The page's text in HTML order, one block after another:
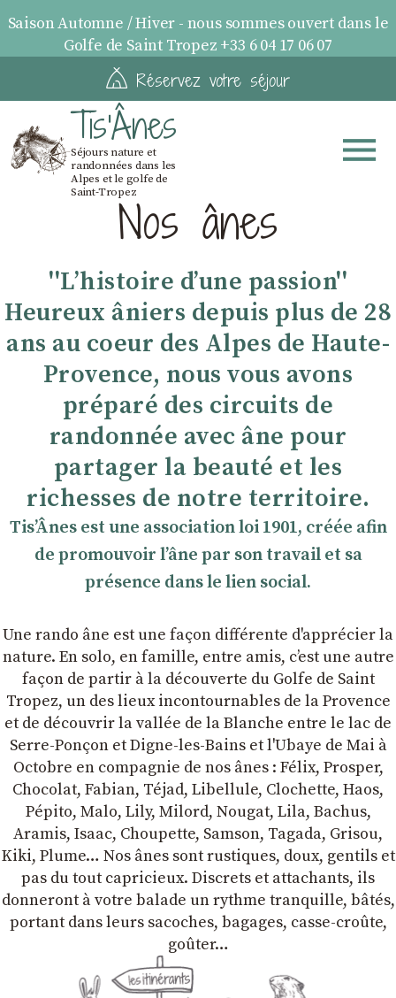
Saison Automne / Hiver - nous sommes ouvert dans le
Golfe de Saint Tropez +33 6 04 17 06 07
Réservez votre séjour
Tis'Ânes
Séjours nature et
randonnées dans les
Alpes et le golfe de
Saint-TropezNos ânes
''Lʼhistoire dʼune passion''
Heureux âniers depuis plus de 28
ans au coeur des Alpes de Haute-
Provence, nous vous avons
préparé des circuits de
randonnée avec âne pour
partager la beauté et les
richesses de notre territoire.
TisʼÂnes est une association loi 1901, créée afin
de promouvoir lʼâne par son travail et sa
présence dans le lien social.
Une rando âne est une façon différente d'apprécier la
nature. En solo, en famille, entre amis, cʼest une autre
façon de partir à la découverte du Golfe de Saint
Tropez, un des lieux incontournables de la Provence
et de découvrir la vallée de la Blanche entre le lac de
Serre-Ponçon et Digne-les-Bains et l'Ubaye de Mai à
Octobre en compagnie de nos ânes : Félix, Prosper,
Chocolat, Fabian, Téjad, Libellule, Clochette, Haos,
Pépito, Malo, Lily, Milord, Nougat, Lila, Bachus,
Aramis, Isaac, Choupette, Samson, Tagada, Grisou,
Kiki, Plume… Nos ânes sont rustiques, doux, gentils et
pas du tout capricieux. Discrets et attachants, ils
donneront à votre balade un rythme tranquille, bâtés,
portant dans leurs sacoches, bagages, casse-croûte,
goûter…